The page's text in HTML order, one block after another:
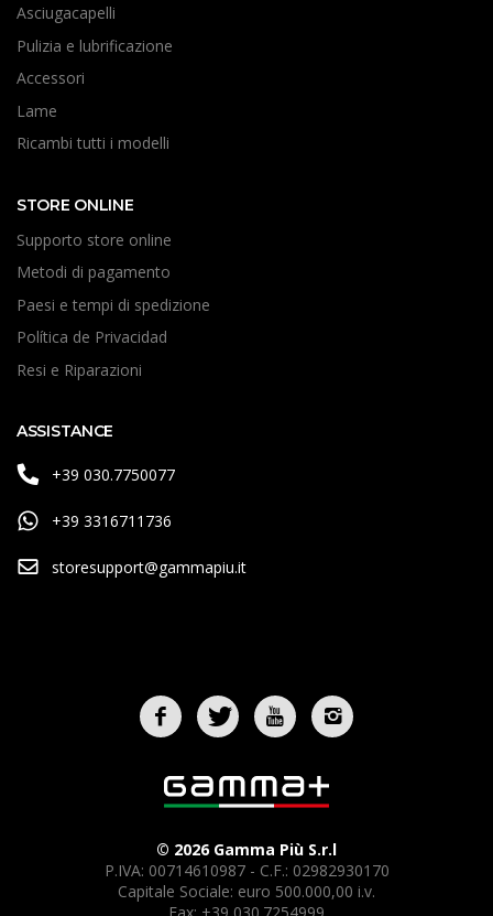
Asciugacapelli
Pulizia e lubrificazione
Accessori
Lame
Ricambi tutti i modelli
STORE ONLINE
Supporto store online
Metodi di pagamento
Paesi e tempi di spedizione
Política de Privacidad
Resi e Riparazioni
ASSISTANCE
+39 030.7750077
+39 3316711736
storesupport@gammapiu.it
© 2026 Gamma Più S.r.l
P.IVA: 00714610987 - C.F.: 02982930170
Capitale Sociale: euro 500.000,00 i.v.
Fax: +39 030.7254999